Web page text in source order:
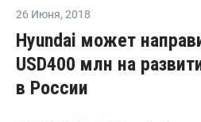
26 Июня, 2018
Hyundai может
USD400 млн на
в России